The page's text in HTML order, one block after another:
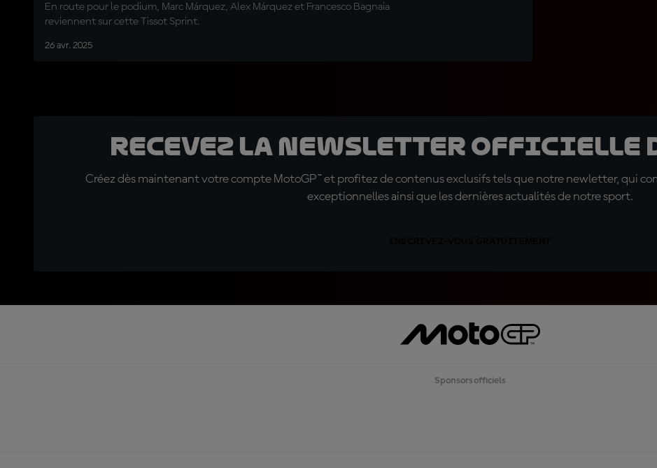
En route pour le podium, Marc Márquez, Alex Márquez et Francesco Bagnaia
reviennent sur cette Tissot Sprint.
26 avr. 2025
Recevez la Newsletter officielle
Créez dès maintenant votre compte MotoGP™ et profitez de contenus exclusifs tels que notre newletter, qui
exceptionnelles ainsi que les dernières actualités de notre sport.
Sponsors officiels